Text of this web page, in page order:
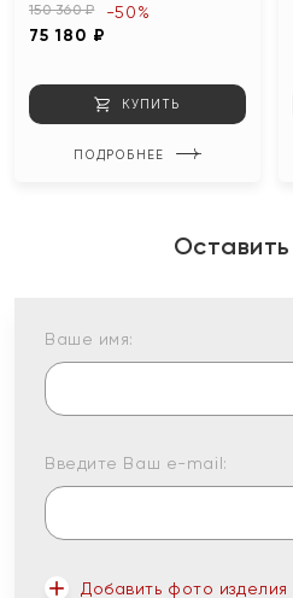
150 360 ₽
75 180 ₽
-50%
КУПИТЬ
ПОДРОБНЕЕ
Ваше имя:
Введите Ваш e-mail:
Добавить фото изделия